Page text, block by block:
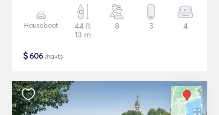
Hauseboat
44 ft
13 m
8 3 4
$606 /nakts